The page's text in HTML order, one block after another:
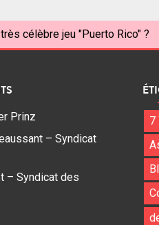
célèbre jeu "Puerto Rico" ?
Prinz
– Syndicat
– Syndicat des
7